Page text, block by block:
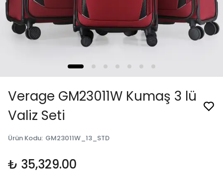
Verage GM23011W Kumaş 3 lü
Valiz Seti
Ürün Kodu: GM23011W_13_STD
₺ 35,329.00